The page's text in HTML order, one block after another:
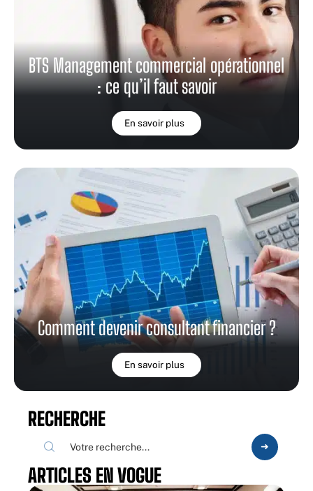
BTS Management commercial opérationnel
: ce qu’il faut savoir
En savoir plus
Comment devenir consultant financier ?
En savoir plus
RECHERCHE
ARTICLES EN VOGUE